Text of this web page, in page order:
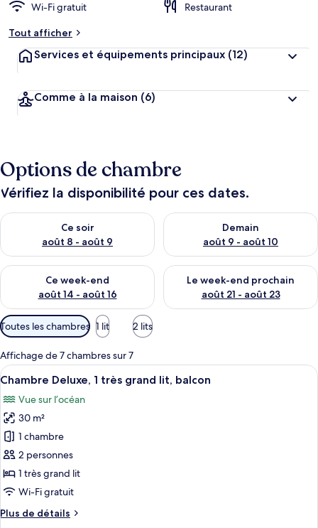
Wi-Fi gratuit
Restaurant
Tout afficher
Services et équipements principaux (12)
Comme à la maison (6)
Options de chambre
Vérifiez la disponibilité pour ces dates.
Ce soir
août 8 - août 9
Vérifier la disponibilité pour ce soir août 8 - août 9
Demain
août 9 - août 10
Vérifier la disponibilité pour
Ce week-end
août 14 - août 16
Vérifier la disponibilité pour ce week-end août 14 - août 16
Le week-end prochain
août 21 - août 23
Vérifier la disponibilité pour
Filtres
disponibles
pour
les
chambres
Toutes les chambres 1 lit 2 lits
Affichage de 7 chambres sur 7
Afficher
toutes
les
photos
pour
ce
type
de
chambre :
Chambre
Une chambre d’hôtel avec un lit, un
9
Chambre Deluxe, 1 très grand lit, balcon
Vue sur l’océan
30 m²
1 chambre
2 personnes
1 très grand lit
Wi-Fi gratuit
Plus de détails
Plus